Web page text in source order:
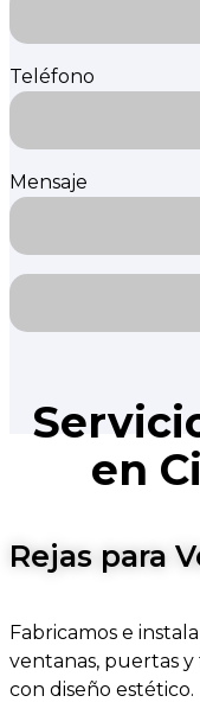
Teléfono
Mensaje
en
Rejas para
Fabricamos e
ventanas, puertas
con diseño estético.